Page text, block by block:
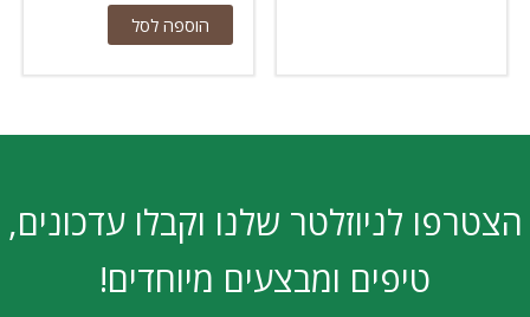
הוספה לסל
הצטרפו לניוזלטר שלנו וקבלו עדכונים,
טיפים ומבצעים מיוחדים!